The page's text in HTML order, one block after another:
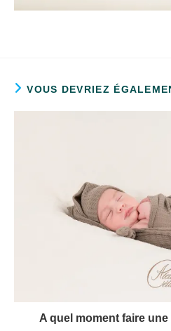
VOUS DEVRIEZ
A quel moment faire